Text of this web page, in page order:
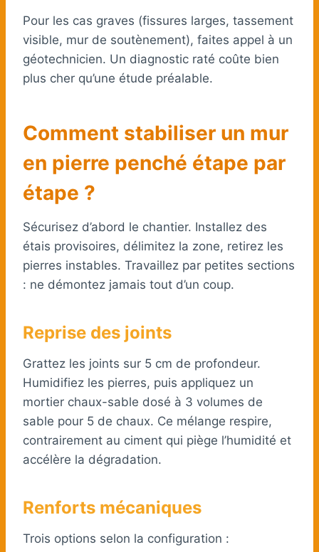
Pour les cas graves (fissures larges, tassement
visible, mur de soutènement), faites appel à un
géotechnicien. Un diagnostic raté coûte bien
plus cher qu’une étude préalable.
Comment stabiliser un mur
en pierre penché étape par
étape ?
Sécurisez d’abord le chantier. Installez des
étais provisoires, délimitez la zone, retirez les
pierres instables. Travaillez par petites sections
: ne démontez jamais tout d’un coup.
Reprise des joints
Grattez les joints sur 5 cm de profondeur.
Humidifiez les pierres, puis appliquez un
mortier chaux-sable dosé à 3 volumes de
sable pour 5 de chaux. Ce mélange respire,
contrairement au ciment qui piège l’humidité et
accélère la dégradation.
Renforts mécaniques
Trois options selon la configuration :